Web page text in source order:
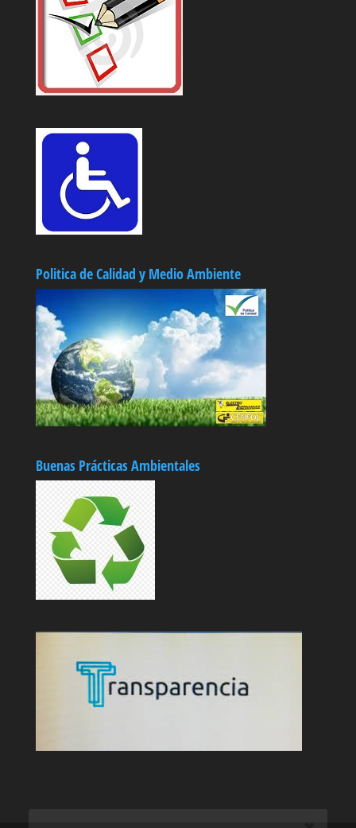
Politica de Calidad y Medio Ambiente
Buenas Prácticas Ambientales